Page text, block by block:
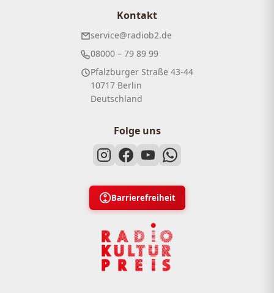
Kontakt
service@radiob2.de
08000 – 79 89 99
Pfalzburger Straße 43-44
10717 Berlin
Deutschland
Folge uns
Barrierefreiheit